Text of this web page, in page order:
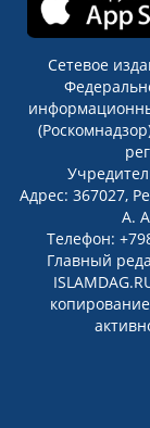
Сетевое
Адрес: 367027,
А.
Телефон:
Главный